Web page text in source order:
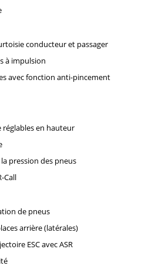
conducteur et passager
à impulsion
avec fonction anti-pincement
en hauteur
pression des pneus
Call
de pneus
arrière (latérales)
ESC avec ASR